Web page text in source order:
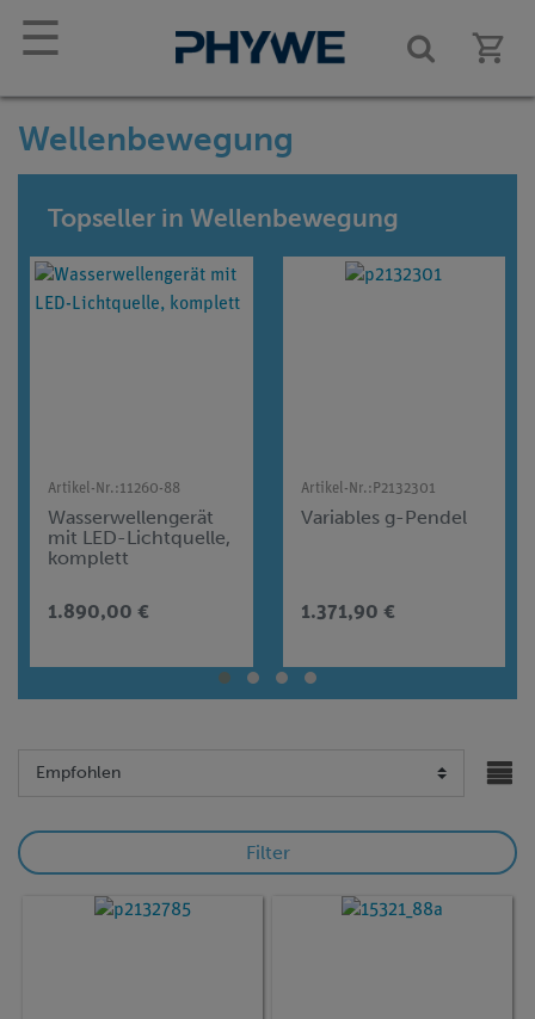
☰
Wellenbewegung
Topseller in Wellenbewegung
Artikel-Nr.:11260-88
Wasserwellengerät
mit LED-Lichtquelle,
komplett
1.890,00 €
Artikel-Nr.: P2132301
Variables g-Pendel
1.371,90 €
Filter